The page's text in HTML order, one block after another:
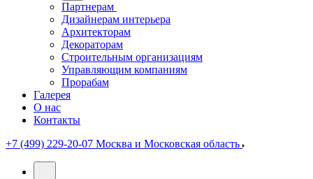
Партнерам
Дизайнерам интерьера
Архитекторам
Декораторам
Строительным организациям
Управляющим компаниям
Прорабам
Галерея
О нас
Контакты
+7 (499) 229-20-07 Москва и Московская область